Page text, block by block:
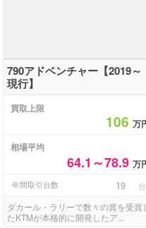
790アドベンチャー【2019～
現行】
買取上限
106万
相場平均
64.1～78.9万
年間取引台数 19 台
ダカール・ラリーで数々の賞を受賞
たKTMが本格的に開発したア...